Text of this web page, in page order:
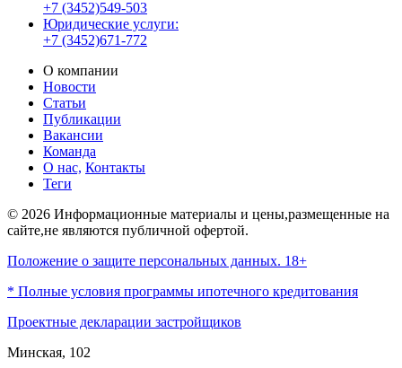
+7 (3452)549-503
Юридические услуги:
+7 (3452)671-772
О компании
Новости
Статьи
Публикации
Вакансии
Команда
О нас, Контакты
Теги
© 2026 Информационные материалы и цены,размещенные на
сайте,не являются публичной офертой.
Положение о защите персональных данных. 18+
* Полные условия программы ипотечного кредитования
Проектные декларации застройщиков
Минская, 102